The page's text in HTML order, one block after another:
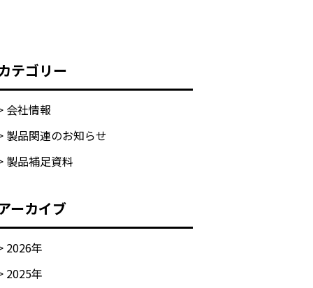
テゴリー
会社情報
製品関連のお知らせ
製品補足資料
ーカイブ
2026年
2025年